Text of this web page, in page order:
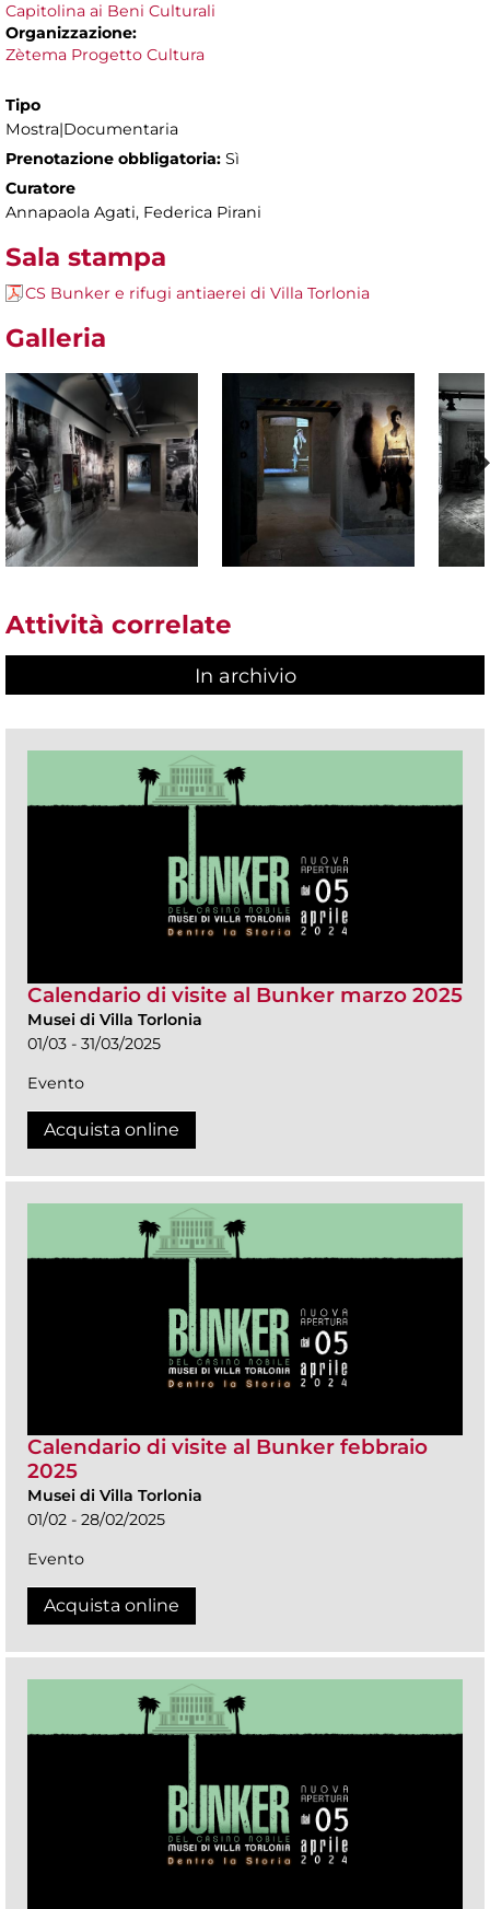
Capitolina ai Beni Culturali
Organizzazione:
Zètema Progetto Cultura
Tipo
Mostra|Documentaria
Prenotazione obbligatoria: Sì
Curatore
Annapaola Agati, Federica Pirani
Sala stampa
CS Bunker e rifugi antiaerei di Villa Torlonia
Galleria
Attività correlate
In archivio
Calendario di visite al Bunker marzo 2025
Musei di Villa Torlonia
01/03 - 31/03/2025
Evento
Acquista online
Calendario di visite al Bunker febbraio
2025
Musei di Villa Torlonia
01/02 - 28/02/2025
Evento
Acquista online